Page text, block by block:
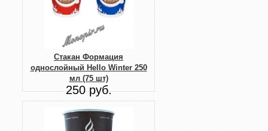
Стакан Формация
однослойный Hello Winter 250
мл (75 шт)
250 руб.